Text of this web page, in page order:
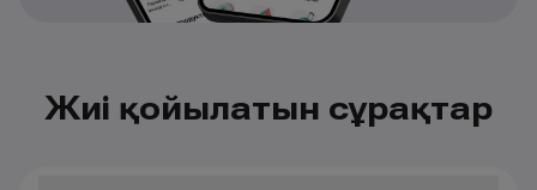
Жиі қойылатын сұрақтар